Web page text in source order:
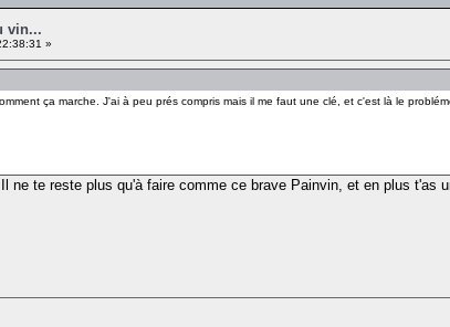
vin...
»
ça marche. J'ai à peu prés compris mais il me faut une clé, et c'est là le
ne te reste plus qu'à faire comme ce brave Painvin, et en plus t'as